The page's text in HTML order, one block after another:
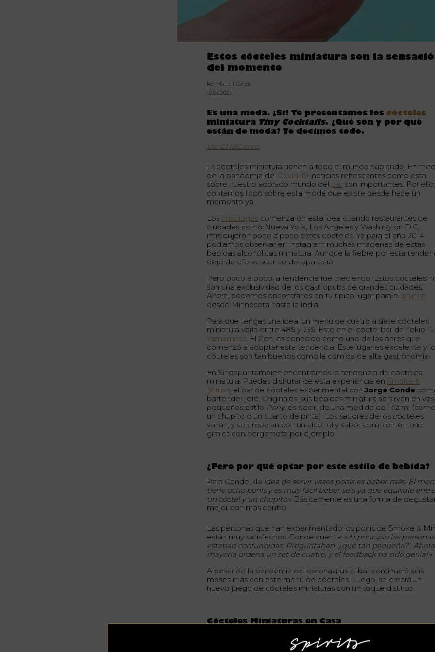
Estos cócteles miniatura son la
del momento
Por Marie-France
12.05.2021
Es una moda. ¡Sí! Te presentamos los cócteles
miniatura Tiny Cocktails. ¿Qué son y por qué
están de moda? Te decimos todo.
Via CNBC.com
Ls cócteles miniatura tienen a todo el mundo hablando. En
de la pandemia del Covid-19, noticias refrescantes como esta
sobre nuestro adorado mundo del bar son importantes. Por
contamos todo sobre esta moda que existe desde hace un
momento ya.
Los mixólogos comenzaron esta idea cuando restaurantes de
ciudades como Nueva York, Los Angeles y Washington D.C,
introdujeron poco a poco estos cócteles. Ya para el año 2014
podíamos observar en Instagram muchas imágenes de estas
bebidas alcohólicas miniatura. Aunque la fiebre por esta
dejó de efervescer no desapareció.
Pero poco a poco la tendencia fue creciendo. Estos cócteles
son una exclusividad de los gastropubs de grandes ciudades.
Ahora, podemos encontrarlos en tu típico lugar para el brunch
desde Minnesota hasta la India.
Para que tengas una idea: un menu de cuatro a siete cócteles
miniatura varía entre 48$ y 73$. Esto en el cóctel bar de Tokio
Yamamoto. El Gen, es conocido como uno de los bares que
comenzó a adoptar esta tendencia. Este lugar es excelente y
cócteles son tan buenos como la comida de alta gastronomía.
En Singapur también encontramos la tendencia de cócteles
miniatura. Puedes disfrutar de esta experiencia en Smoke &
Mirrors el bar de cócteles experimental conJorge Conde
bartender jefe. Originales, sus bebidas miniatura se sirven en
pequeños estilo Pony, es decir, de una medida de 142 ml (como
un chupito o un cuarto de pinta). Los sabores de los cócteles
varían, y se preparan con un alcohol y sabor complementario:
gimlet con bergamota por ejemplo.
¿Pero por qué optar por este estilo de bebida?
Para Conde, «la idea de servir vasos ponis es beber más. El
tiene ocho ponis y es muy fácil beber seis ya que equivale entre
un cóctel y un chupito.» Básicamente es una forma de
mejor con más control.
Las personas que han experimentado los ponis de Smoke &
están muy satisfechos. Conde cuenta: «Al principio las personas
estaban confundidas. Preguntaban ‘¿qué tan pequeño?’.
mayoría ordena un set de cuatro, y el feedback ha sido genial.»
A pesar de la pandemia del coronavirus el bar continuará seis
meses más con este menú de cócteles. Luego, se creará un
nuevo juego de cócteles miniaturas con un toque distinto.
Cócteles Miniaturas en Casa
Con el confinamiento muchos nos hemos vuelto creativos y esto
permite a la tendencia de cócteles miniatura de reproducirse